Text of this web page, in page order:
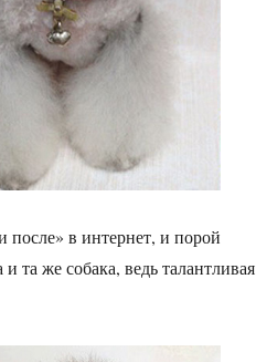
в интернет, и порой
та же собака, ведь талантливая